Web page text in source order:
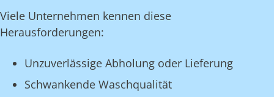
Viele Unternehmen kennen diese
Herausforderungen:
Unzuverlässige Abholung oder Lieferung
Schwankende Waschqualität